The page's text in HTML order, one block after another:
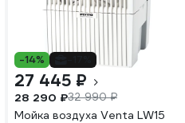
-14%
27 445 ₽
28 290 ₽32 990 ₽
Мойка воздуха Venta LW15